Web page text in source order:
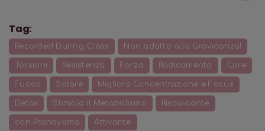
micro-macro movimenti partono dalla zona
addominale.
Tag:
Recorded During Class Non adatto alla Gravidanza!
Torsioni Resistenza Forza Radicamento Core
Fuoco Solare Migliora Concentrazione e Focus
Detox Stimola il Metabolismo Riscaldante
con Pranayama Attivante